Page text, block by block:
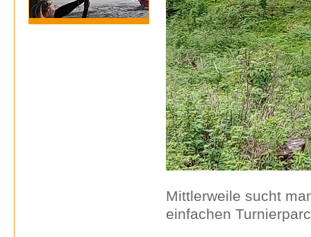
Mittlerweile sucht
einfachen